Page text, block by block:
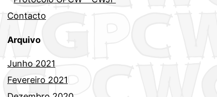
Contacto
Arquivo
Junho 2021
Fevereiro 2021